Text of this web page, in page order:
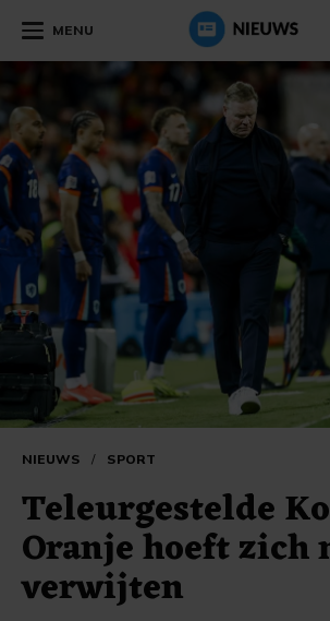
MENU
NIEUWS / SPORT
Teleurgestelde
Oranje hoeft zich
verwijten